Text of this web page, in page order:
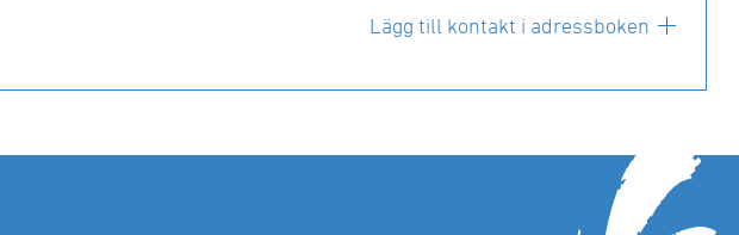
Lägg till kontakt i adressboken